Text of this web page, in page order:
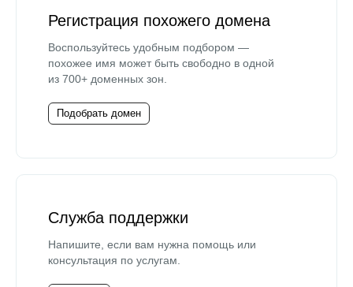
Регистрация похожего домена
Воспользуйтесь удобным подбором —
похожее имя может быть свободно в одной
из 700+ доменных зон.
Подобрать домен
Служба поддержки
Напишите, если вам нужна помощь или
консультация по услугам.